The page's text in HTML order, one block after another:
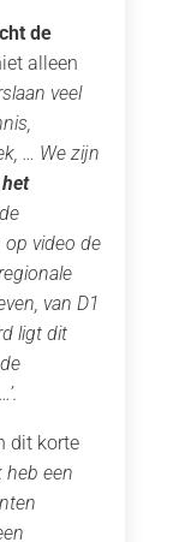
de
alleen
veel
… We zijn
het
video de
van D1
ligt dit
dit korte
heb een